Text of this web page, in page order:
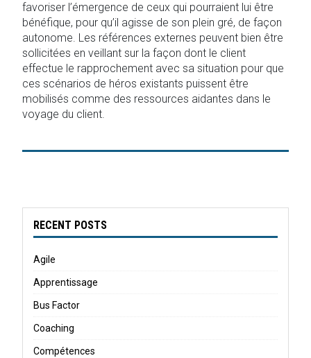
favoriser l’émergence de ceux qui pourraient lui être
bénéfique, pour qu’il agisse de son plein gré, de façon
autonome. Les références externes peuvent bien être
sollicitées en veillant sur la façon dont le client
effectue le rapprochement avec sa situation pour que
ces scénarios de héros existants puissent être
mobilisés comme des ressources aidantes dans le
voyage du client.
RECENT POSTS
Agile
Apprentissage
Bus Factor
Coaching
Compétences